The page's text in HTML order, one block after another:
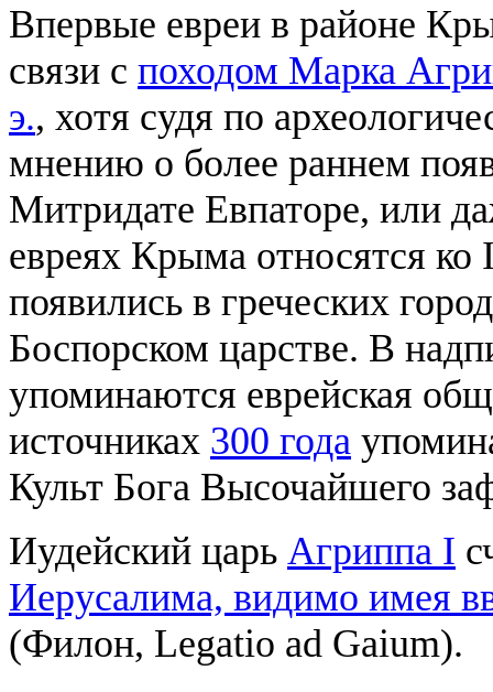
Впервые евреи в районе
связи с походом Марка
э., хотя судя по
мнению о более раннем
Митридате Евпаторе, или
евреях Крыма относятся
появились в греческих
Боспорском царстве. В
упоминаются еврейская
источниках 300 года
Культ Бога Высочайшего
Иудейский царь Агриппа I
Иерусалима, видимо имея
(Филон, Legatio ad Gaium).